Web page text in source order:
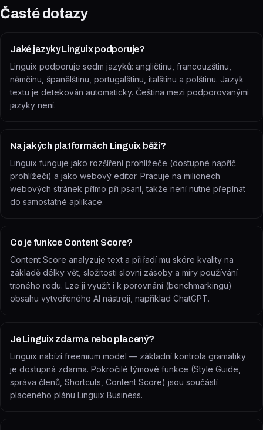
Časté dotazy
Jaké jazyky Linguix podporuje?
Linguix podporuje sedm jazyků: angličtinu, francouzštinu,
němčinu, španělštinu, portugalštinu, italštinu a polštinu. Jazyk
textu je detekován automaticky. Čeština mezi podporovanými
jazyky není.
Na jakých platformách Linguix běží?
Linguix funguje jako rozšíření prohlížeče (dostupné napříč
prohlížeči) a jako webový editor. Pracuje na milionech
webových stránek přímo při psaní, takže není nutné přepínat
do samostatné aplikace.
Co je funkce Content Score?
Content Score analyzuje text a přiřadí mu skóre kvality na
základě délky vět, složitosti slovní zásoby a míry používání
trpného rodu. Lze ji využít i k porovnání (benchmarkingu)
obsahu vytvořeného AI nástroji, například ChatGPT.
Je Linguix zdarma nebo placený?
Linguix nabízí freemium model — základní kontrola gramatiky
je dostupná zdarma. Pokročilé týmové funkce (Style Guide,
správa členů, Shortcuts, Content Score) jsou součástí
placeného plánu Linguix Business.